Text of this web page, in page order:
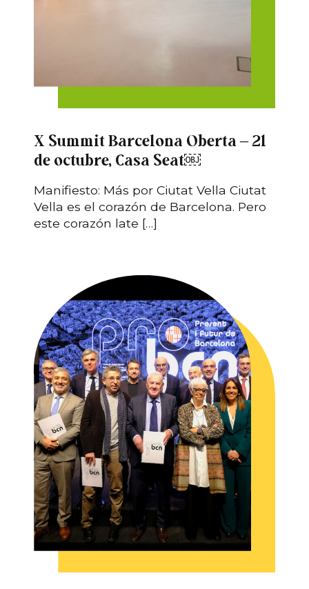
X Summit Barcelona Oberta – 21
de octubre, Casa Seat￼
Manifiesto: Más por Ciutat Vella Ciutat
Vella es el corazón de Barcelona. Pero
este corazón late […]